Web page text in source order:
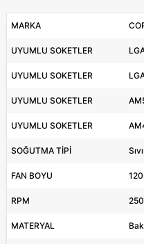
MARKA
UYUMLU SOKETLER
UYUMLU SOKETLER
UYUMLU SOKETLER
UYUMLU SOKETLER
SOĞUTMA TİPİ
FAN BOYU
RPM
MATERYAL